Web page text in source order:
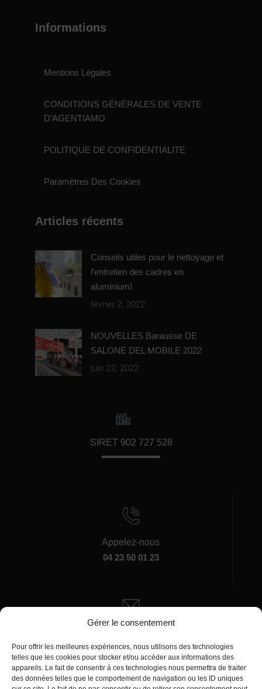
Gérer le consentement
Pour offrir les meilleures expériences, nous utilisons des technologies
telles que les cookies pour stocker et/ou accéder aux informations des
appareils. Le fait de consentir à ces technologies nous permettra de traiter
des données telles que le comportement de navigation ou les ID uniques
Informations
Mentions Légales
CONDITIONS GÉNÉRALES DE VENTE
D’AGENTIAMO
POLITIQUE DE CONFIDENTIALITE
Paramètres Des Cookies
Articles récents
Conseils utiles pour le nettoyage et
l’entretien des cadres en
aluminium!
février 2, 2022
NOUVELLES Barausse DE
SALONE DEL MOBILE 2022
juin 22, 2022
SIRET 902 727 528
Appelez-nous
04 23 50 01 23
manager@agentiamo.com